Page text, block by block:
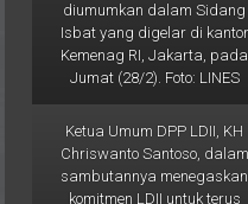
2025. Keputusan ini
diumumkan dalam Sidang
Isbat yang digelar di kantor
Kemenag RI, Jakarta, pada
Jumat (28/2). Foto: LINES